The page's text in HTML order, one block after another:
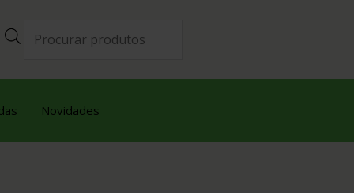
Novidades